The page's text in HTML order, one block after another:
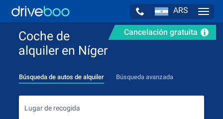
ARS
Cancelación gratuita
Coche de
alquiler en Níger
Búsqueda de autos de alquiler Búsqueda avanzada
Lugar de recogida